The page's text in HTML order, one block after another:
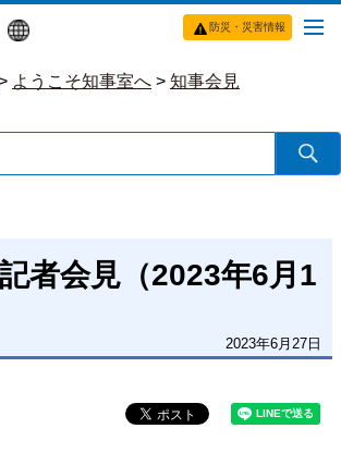
防災・災害情報
ようこそ知事室へ > 知事会見
者会見（2023年6月1
2023年6月27日